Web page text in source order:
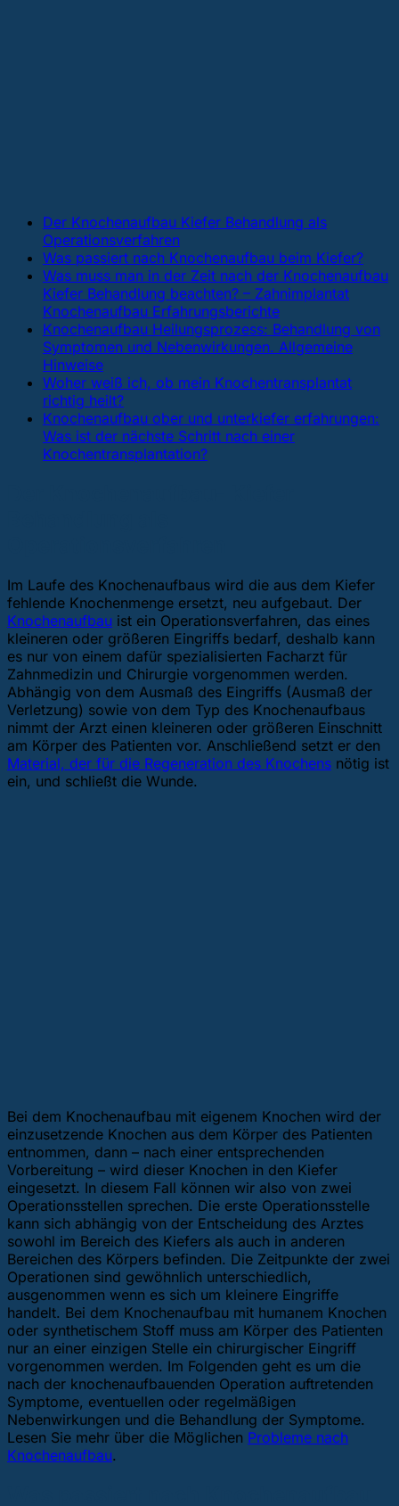
Der Knochenaufbau Kiefer Behandlung als
Operationsverfahren
Was passiert nach Knochenaufbau beim Kiefer?
Was muss man in der Zeit nach der Knochenaufbau
Kiefer Behandlung beachten? – Zahnimplantat
Knochenaufbau Erfahrungsberichte
Knochenaufbau Heilungsprozess: Behandlung von
Symptomen und Nebenwirkungen. Allgemeine
Hinweise
Woher weiß ich, ob mein Knochentransplantat
richtig heilt?
Knochenaufbau ober und unterkiefer erfahrungen:
Was ist der nächste Schritt nach einer
Knochentransplantation?
Im Laufe des Knochenaufbaus wird die aus dem Kiefer
fehlende Knochenmenge ersetzt, neu aufgebaut. Der
Knochenaufbau ist ein Operationsverfahren, das eines
kleineren oder größeren Eingriffs bedarf, deshalb kann
es nur von einem dafür spezialisierten Facharzt für
Zahnmedizin und Chirurgie vorgenommen werden.
Abhängig von dem Ausmaß des Eingriffs (Ausmaß der
Verletzung) sowie von dem Typ des Knochenaufbaus
nimmt der Arzt einen kleineren oder größeren Einschnitt
am Körper des Patienten vor. Anschließend setzt er den
Material, der für die Regeneration des Knochens nötig ist
ein, und schließt die Wunde.
Bei dem Knochenaufbau mit eigenem Knochen wird der
einzusetzende Knochen aus dem Körper des Patienten
entnommen, dann – nach einer entsprechenden
Vorbereitung – wird dieser Knochen in den Kiefer
eingesetzt. In diesem Fall können wir also von zwei
Operationsstellen sprechen. Die erste Operationsstelle
kann sich abhängig von der Entscheidung des Arztes
sowohl im Bereich des Kiefers als auch in anderen
Bereichen des Körpers befinden. Die Zeitpunkte der zwei
Operationen sind gewöhnlich unterschiedlich,
ausgenommen wenn es sich um kleinere Eingriffe
handelt. Bei dem Knochenaufbau mit humanem Knochen
oder synthetischem Stoff muss am Körper des Patienten
nur an einer einzigen Stelle ein chirurgischer Eingriff
vorgenommen werden. Im Folgenden geht es um die
nach der knochenaufbauenden Operation auftretenden
Symptome, eventuellen oder regelmäßigen
Nebenwirkungen und die Behandlung der Symptome.
Lesen Sie mehr über die Möglichen Probleme nach
Knochenaufbau.